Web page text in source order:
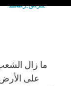
فريق زينيت
على